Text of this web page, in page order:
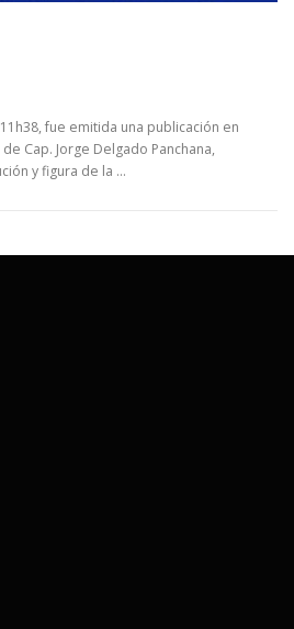
fue emitida una publicación en
Cap. Jorge Delgado Panchana,
y figura de la …